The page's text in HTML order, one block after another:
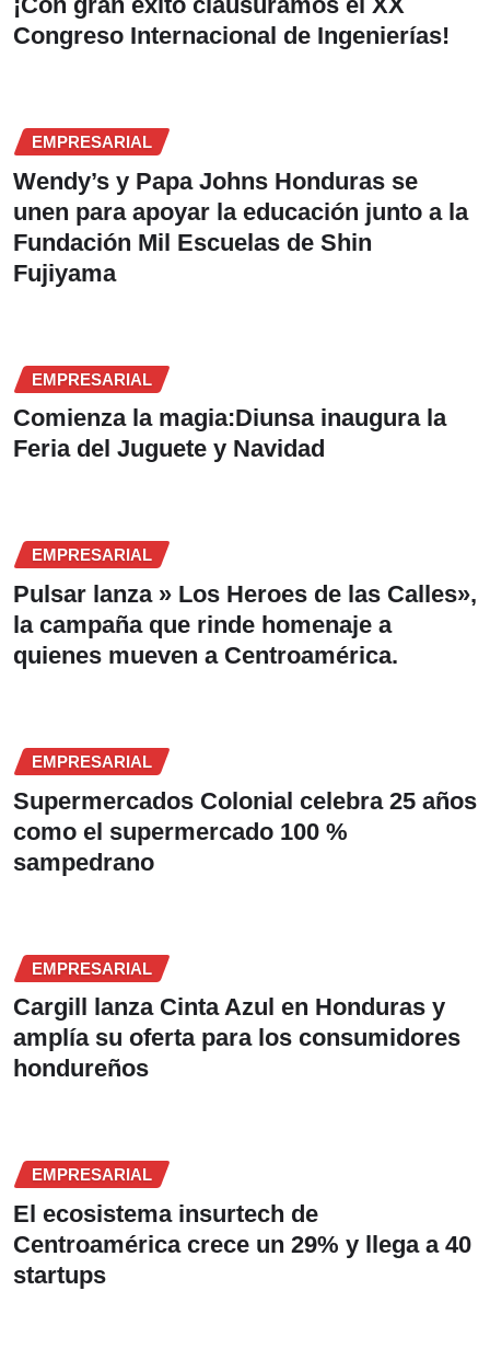
Congreso Internacional de Ingenierías!
EMPRESARIAL
Wendy’s y Papa Johns Honduras se
unen para apoyar la educación junto a la
Fundación Mil Escuelas de Shin
Fujiyama
EMPRESARIAL
Comienza la magia:Diunsa inaugura la
Feria del Juguete y Navidad
EMPRESARIAL
Pulsar lanza » Los Heroes de las Calles»,
la campaña que rinde homenaje a
quienes mueven a Centroamérica.
EMPRESARIAL
Supermercados Colonial celebra 25 años
como el supermercado 100 %
sampedrano
EMPRESARIAL
Cargill lanza Cinta Azul en Honduras y
amplía su oferta para los consumidores
hondureños
EMPRESARIAL
El ecosistema insurtech de
Centroamérica crece un 29% y llega a 40
startups